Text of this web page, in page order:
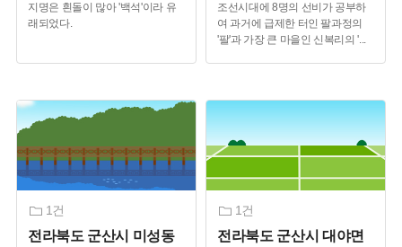
지명은 흰돌이 많아 '백석'이라 유
래되었다.
조선시대에 8명의 선비가 공부하
여 과거에 급제한 터인 팔과정의
'팔'과 가장 큰 마을인 신복리의 '...
전라북도 군산시 미성동
1건
전라북도 군산시 대야면
1건